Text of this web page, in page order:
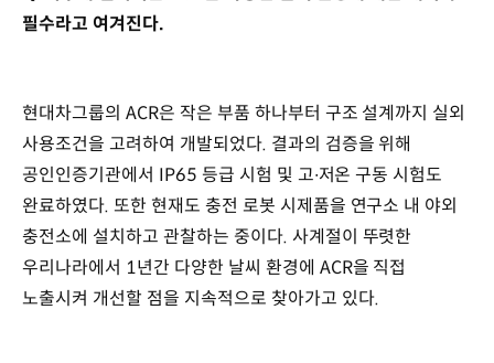
필수라고 여겨진다.
현대차그룹의 ACR은 작은 부품 하나부터 구조 설계까지 실외
사용조건을 고려하여 개발되었다. 결과의 검증을 위해
공인인증기관에서 IP65 등급 시험 및 고∙저온 구동 시험도
완료하였다. 또한 현재도 충전 로봇 시제품을 연구소 내 야외
충전소에 설치하고 관찰하는 중이다. 사계절이 뚜렷한
우리나라에서 1년간 다양한 날씨 환경에 ACR을 직접
노출시켜 개선할 점을 지속적으로 찾아가고 있다.